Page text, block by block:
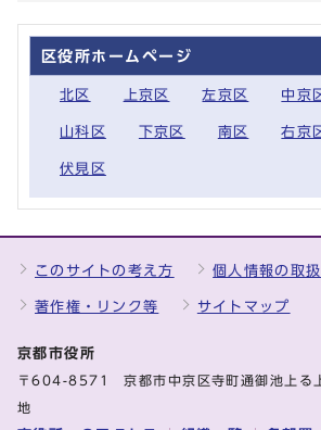
区役所ホームページ
北区 上京区 左京区 中京
山科区 下京区 南区 右京
伏見区
このサイトの考え方 個人情報の取扱
著作権・リンク等 サイトマップ
京都市役所
〒604-8571 京都市中京区寺町通御池上る
地